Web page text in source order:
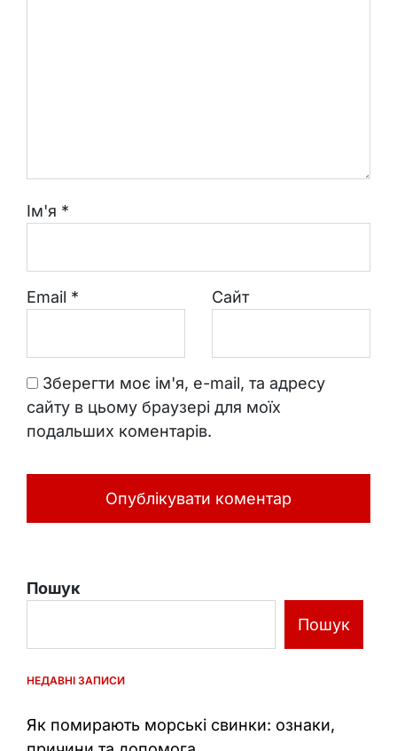
Ім'я *
Email * Сайт
Зберегти моє ім'я, e-mail, та адресу
сайту в цьому браузері для моїх
подальших коментарів.
Пошук
Пошук
НЕДАВНІ ЗАПИСИ
Як помирають морські свинки: ознаки,